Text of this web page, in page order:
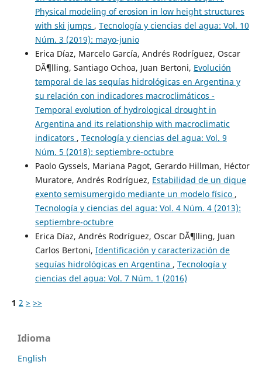
Physical modeling of erosion in low height structures
with ski jumps , Tecnología y ciencias del agua: Vol. 10
Núm. 3 (2019): mayo-junio
Erica Díaz, Marcelo García, Andrés Rodríguez, Oscar
DÃ¶lling, Santiago Ochoa, Juan Bertoni, Evolución
temporal de las sequías hidrológicas en Argentina y
su relación con indicadores macroclimáticos -
Temporal evolution of hydrological drought in
Argentina and its relationship with macroclimatic
indicators , Tecnología y ciencias del agua: Vol. 9
Núm. 5 (2018): septiembre-octubre
Paolo Gyssels, Mariana Pagot, Gerardo Hillman, Héctor
Muratore, Andrés Rodríguez, Estabilidad de un dique
exento semisumergido mediante un modelo físico ,
Tecnología y ciencias del agua: Vol. 4 Núm. 4 (2013):
septiembre-octubre
Erica Díaz, Andrés Rodríguez, Oscar DÃ¶lling, Juan
Carlos Bertoni, Identificación y caracterización de
sequías hidrológicas en Argentina , Tecnología y
ciencias del agua: Vol. 7 Núm. 1 (2016)
1 2 > >>
Idioma
English